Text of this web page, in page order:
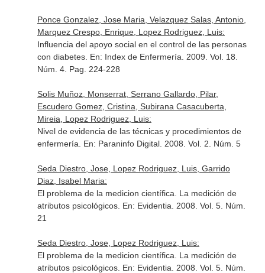
Ponce Gonzalez, Jose Maria, Velazquez Salas, Antonio,
Marquez Crespo, Enrique, Lopez Rodriguez, Luis:
Influencia del apoyo social en el control de las personas
con diabetes. En: Index de Enfermería . 2009. Vol. 18.
Núm. 4. Pag. 224-228
Solis Muñoz, Monserrat, Serrano Gallardo, Pilar,
Escudero Gomez, Cristina, Subirana Casacuberta,
Mireia, Lopez Rodriguez, Luis:
Nivel de evidencia de las técnicas y procedimientos de
enfermería. En: Paraninfo Digital. 2008. Vol. 2. Núm. 5
Seda Diestro, Jose, Lopez Rodriguez, Luis, Garrido
Diaz, Isabel Maria:
El problema de la medicion científica. La medición de
atributos psicológicos. En: Evidentia . 2008. Vol. 5. Núm.
21
Seda Diestro, Jose, Lopez Rodriguez, Luis:
El problema de la medicion científica. La medición de
atributos psicológicos. En: Evidentia . 2008. Vol. 5. Núm.